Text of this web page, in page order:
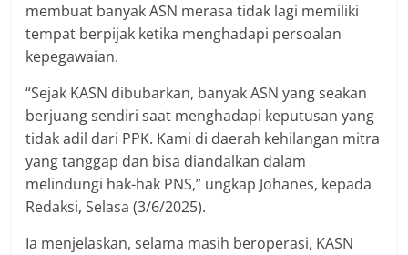
membuat banyak ASN merasa tidak lagi memiliki
tempat berpijak ketika menghadapi persoalan
kepegawaian.
“Sejak KASN dibubarkan, banyak ASN yang seakan
berjuang sendiri saat menghadapi keputusan yang
tidak adil dari PPK. Kami di daerah kehilangan mitra
yang tanggap dan bisa diandalkan dalam
melindungi hak-hak PNS,” ungkap Johanes, kepada
Redaksi, Selasa (3/6/2025).
Ia menjelaskan, selama masih beroperasi, KASN